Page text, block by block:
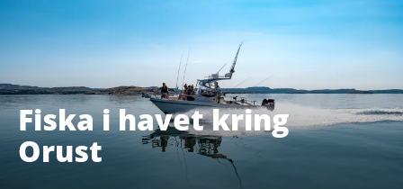
Fiska i havet kring
Orust